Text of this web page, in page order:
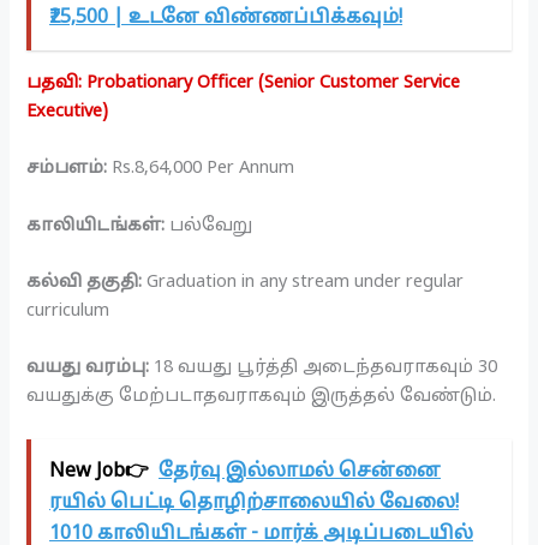
₹25,500 | உடனே விண்ணப்பிக்கவும்!
பதவி: Probationary Officer (Senior Customer Service
Executive)
சம்பளம்: Rs.8,64,000 Per Annum
காலியிடங்கள்: பல்வேறு
கல்வி தகுதி: Graduation in any stream under regular
curriculum
வயது வரம்பு: 18 வயது பூர்த்தி அடைந்தவராகவும் 30
வயதுக்கு மேற்படாதவராகவும் இருத்தல் வேண்டும்.
New Job👉 தேர்வு இல்லாமல் சென்னை
ரயில் பெட்டி தொழிற்சாலையில் வேலை!
1010 காலியிடங்கள் - மார்க் அடிப்படையில்